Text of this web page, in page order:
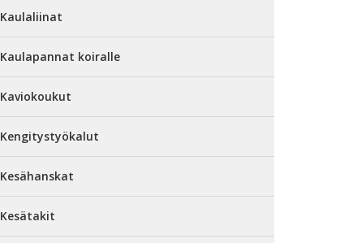
Kaulaliinat
Kaulapannat koiralle
Kaviokoukut
Kengitystyökalut
Kesähanskat
Kesätakit